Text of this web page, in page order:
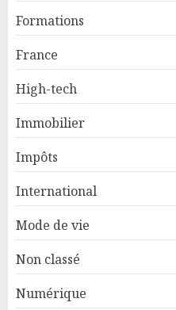
Formations
France
High-tech
Immobilier
Impôts
International
Mode de vie
Non classé
Numérique